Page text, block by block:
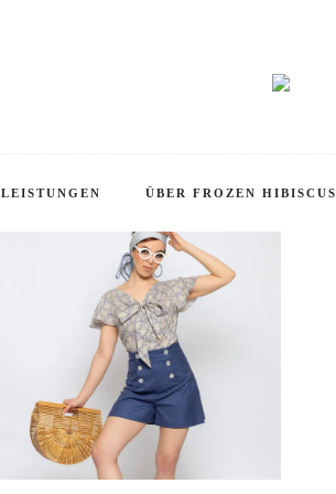
LEISTUNGEN ÜBER FROZEN HIBISCUS
Sale!